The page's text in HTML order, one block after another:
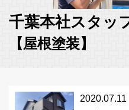
千葉本社スタッ
【屋根塗装】
2020.07.11